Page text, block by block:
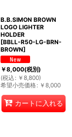
B.B.SIMON BROWN
LOGO LIGHTER
HOLDER
[BBLL-R50-LG-BRN-
BROWN]
￥8,000(税別)
(税込 : ￥ 8,800)
希望小売価格: ￥ 8,000
カートに入れる